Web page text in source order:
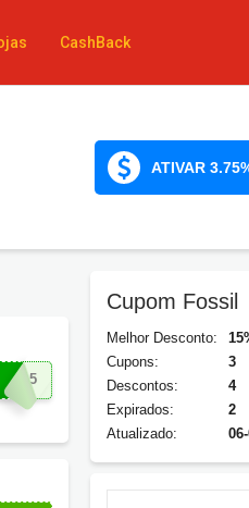
CashBack
ATIVAR
Cupom Fossil
Melhor Desconto:
Cupons:
3
Descontos:
4
Expirados:
2
Atualizado: